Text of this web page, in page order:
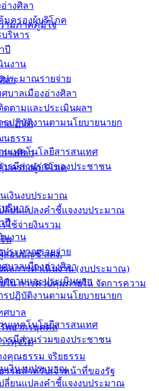
างศิลา
มครองผู้บริโภค
ริหาร
ปี
นงาน
ระมาณรายจ่าย
บาลเมืองอ่างศิลา
ดตามและประเมินผลฯ
รปฏิบัติงานตามนโยบายนายก
เทคโนโลยีสารสนเทศ
ารมีส่วนร่วมของประชาชน
เงินงบประมาณ
ลี่ยนแปลงคำชี้แจงงบประมาณ
ใช้จ่ายงินรวม
น
สอบบัญชี สตง.
ผลการดำเนินงาน (งบประมาณ)
ใน การควบคุมภายใน จัดการความ
ศบาล
พยากรบุคคล
รทุจริต
งคุณธรรม จริยธรรม
รรมสำหรับเจ้าหน้าที่ของรัฐ
ามภาคภูมิใจ
ลา
ล 2568
ธรรม
อ่างศิลา
มครองผู้บริโภค
ริหาร
ปี
นงาน
ระมาณรายจ่าย
บาลเมืองอ่างศิลา
ดตามและประเมินผลฯ
รปฏิบัติงานตามนโยบายนายก
เทคโนโลยีสารสนเทศ
ารมีส่วนร่วมของประชาชน
เงินงบประมาณ
ลี่ยนแปลงคำชี้แจงงบประมาณ